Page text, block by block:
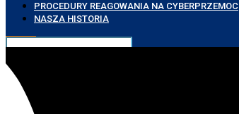
PROCEDURY REAGOWANIA NA CYBERPRZEMOC
NASZA HISTORIA